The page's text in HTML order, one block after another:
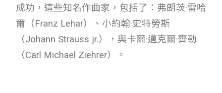
成功，這些知名作曲家，包括了：弗朗茨·雷哈
爾（Franz Lehar）、小約翰·史特勞斯
（Johann Strauss jr.），與卡爾·邁克爾·齊勒
（Carl Michael Ziehrer）
。